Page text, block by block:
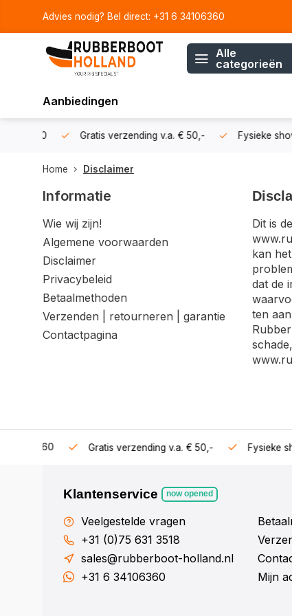
Advies nodig? Bel direct: +31 6 34106360
Alle
categorieën
Aanbiedingen
Gratis verzending v.a. € 50,- Fysieke
Home Disclaimer
Informatie
Wie wij zijn!
Algemene voorwaarden
Disclaimer
Privacybeleid
Betaalmethoden
Verzenden | retourneren | garantie
Contactpagina
Dit is
kan
dat de
ten
Gratis verzending v.a. € 50,- Fysieke
Klantenservice now opened
Veelgestelde vragen
+31 (0)75 631 3518
sales@rubberboot-holland.nl
+31 6 34106360
Mijn